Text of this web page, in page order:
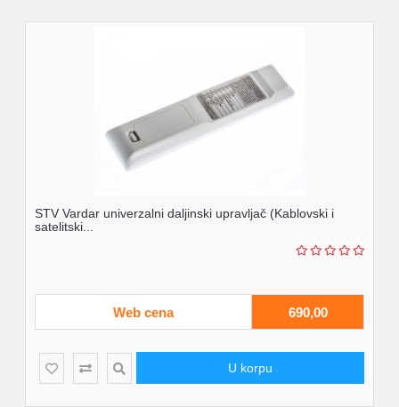
STV Vardar univerzalni daljinski upravljač (Kablovski i
satelitski...
Web cena 690,00
U korpu